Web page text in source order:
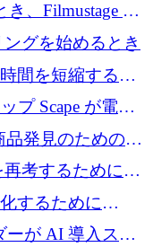
、Filmustage は
に賭けました
グを始めるとき
間を短縮する英
万ドルを獲得
プ Scape が電子
万ドルを調達し
品発見のための
ーロを調達
再考するために
するために
ーが AI 導入スタ